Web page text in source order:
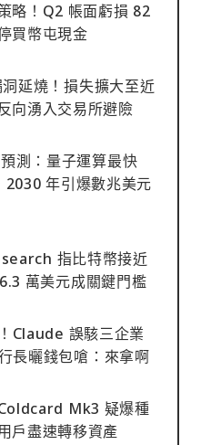
略！Q2 帳面虧損 82
買幣屯現金
延燒！損失擴大至近
向湧入交易所避險
測：量子運算最快
年引爆數兆美元
指比特幣接近
萬美元成關鍵門檻
Claude 誤駭三企業
長曬錢包嗆：來拿啊
Mk3 疑爆種
戶盡速轉移資產